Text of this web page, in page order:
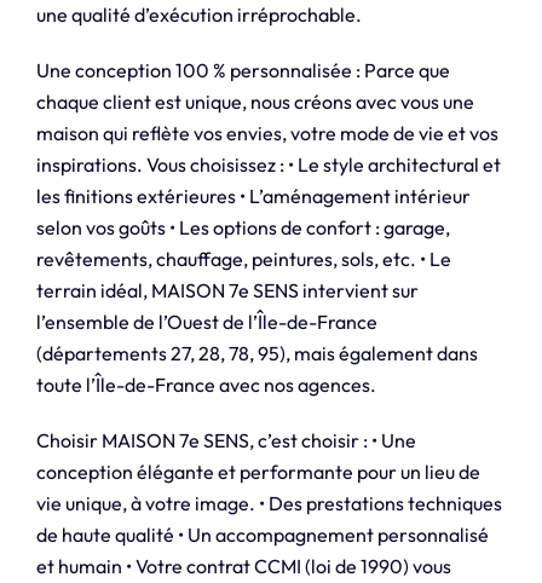
une qualité d’exécution irréprochable.
Une conception 100 % personnalisée : Parce que
chaque client est unique, nous créons avec vous une
maison qui reflète vos envies, votre mode de vie et vos
inspirations. Vous choisissez : • Le style architectural et
les finitions extérieures • L’aménagement intérieur
selon vos goûts • Les options de confort : garage,
revêtements, chauffage, peintures, sols, etc. • Le
terrain idéal, MAISON 7e SENS intervient sur
l’ensemble de l’Ouest de l’Île-de-France
(départements 27, 28, 78, 95), mais également dans
toute l’Île-de-France avec nos agences.
Choisir MAISON 7e SENS, c’est choisir : • Une
conception élégante et performante pour un lieu de
vie unique, à votre image. • Des prestations techniques
de haute qualité • Un accompagnement personnalisé
et humain • Votre contrat CCMI (loi de 1990) vous